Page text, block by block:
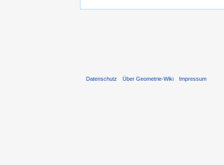
Datenschutz Über Geometrie-Wiki Impressum